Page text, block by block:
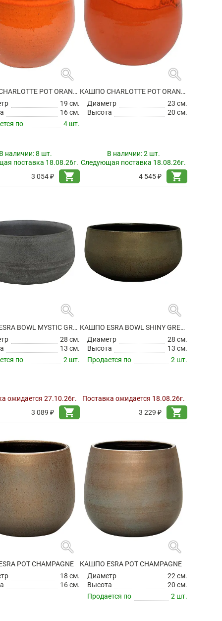
search
КАШПО CHARLOTTE POT ORANGE
19 см.
16 см.
по
4 шт.
наличии:8 шт.
поставка 18.08.26г.
3 054 ₽
shopping_cart
search
КАШПО CHARLOTTE POT ORANGE
Диаметр
23 см.
Высота
20 см.
В наличии:2 шт.
Следующая поставка 18.08.26г.
4 545 ₽
shopping_cart
search
КАШПО ESRA BOWL MYSTIC GREY
28 см.
13 см.
по
2 шт.
ожидается 27.10.26г.
3 089 ₽
shopping_cart
search
КАШПО ESRA BOWL SHINY GREEN
Диаметр
28 см.
Высота
13 см.
Продается по
2 шт.
Поставка ожидается 18.08.26г.
3 229 ₽
shopping_cart
search
POT CHAMPAGNE
18 см.
16 см.
search
КАШПО ESRA POT CHAMPAGNE
Диаметр
22 см.
Высота
20 см.
Продается по
2 шт.